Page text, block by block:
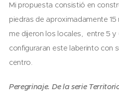
Mi propuesta consistió en
piedras de aproximadamente
me dijeron los locales, entre 5
configuraran este laberinto con
centro.
Peregrinaje. De la serie